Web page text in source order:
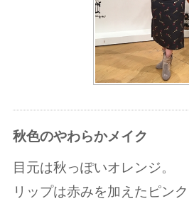
秋色のやわらかメイク
目元は秋っぽいオレンジ。
リップは赤みを加えたピン